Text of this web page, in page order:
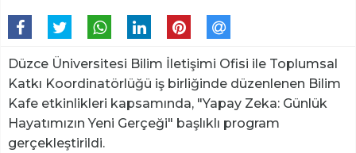
Düzce Üniversitesi Bilim İletişimi Ofisi ile Toplumsal
Katkı Koordinatörlüğü iş birliğinde düzenlenen Bilim
Kafe etkinlikleri kapsamında, "Yapay Zeka: Günlük
Hayatımızın Yeni Gerçeği" başlıklı program
gerçekleştirildi.